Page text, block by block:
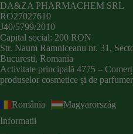
DA&ZA PHARMACHEM SRL
RO27027610
J40/5799/2010
Capital social: 200 RON
Str. Naum Ramniceanu nr. 31,
Bucuresti, Romania
Activitate principală 4775 –
produselor cosmetice și de
România
Magyarország
Informatii